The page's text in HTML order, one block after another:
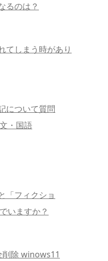
るのは？
てしまう時があり
について質問
・国語
「フィクショ
いますか？
除 winows11